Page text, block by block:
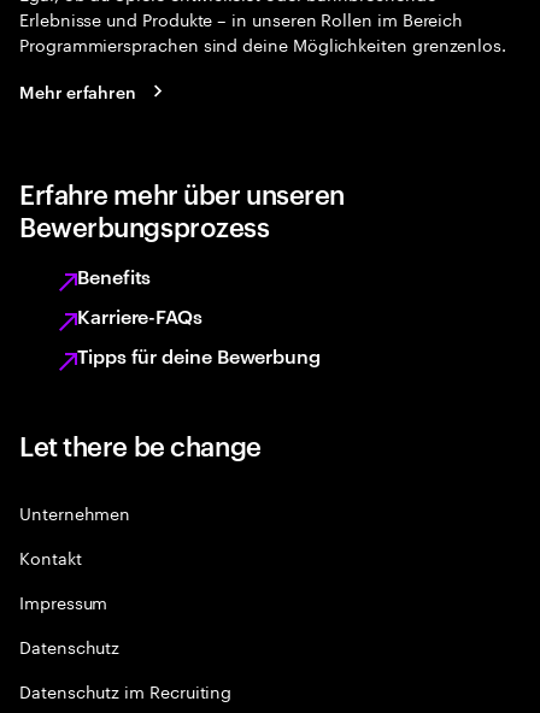
Erlebnisse und Produkte – in unseren Rollen im Bereich
Programmiersprachen sind deine Möglichkeiten grenzenlos.
Mehr erfahren
Erfahre mehr über unseren
Bewerbungsprozess
Benefits
Karriere-FAQs
Tipps für deine Bewerbung
Let there be change
Unternehmen
Kontakt
Impressum
Datenschutz
Datenschutz im Recruiting